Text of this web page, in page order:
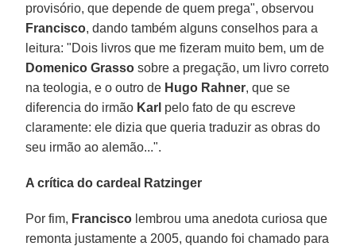
provisório, que depende de quem prega", observou
Francisco, dando também alguns conselhos para a
leitura: "Dois livros que me fizeram muito bem, um de
Domenico Grasso sobre a pregação, um livro correto
na teologia, e o outro de Hugo Rahner, que se
diferencia do irmão Karl pelo fato de qu escreve
claramente: ele dizia que queria traduzir as obras do
seu irmão ao alemão...".
A crítica do cardeal Ratzinger
Por fim, Francisco lembrou uma anedota curiosa que
remonta justamente a 2005, quando foi chamado para